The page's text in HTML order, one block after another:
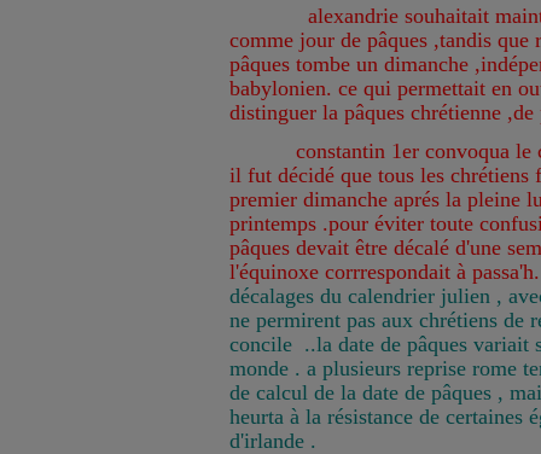
alexandrie souhaitait
comme jour de pâques ,tandis que
pâques tombe un dimanche
babylonien. ce qui permettait en
distinguer la pâques chrétienne
constantin 1er convoqua le
il fut décidé que tous les chrétiens
premier dimanche aprés la pleine
printemps .pour éviter toute
pâques devait être décalé d'une
l'équinoxe corrrespondait à passa'h.
décalages du calendrier julien ,
ne permirent pas aux chrétiens de
concile ..la date de pâques variait
monde . a plusieurs reprise rome
de calcul de la date de pâques ,
heurta à la résistance de certaines
d'irlande .